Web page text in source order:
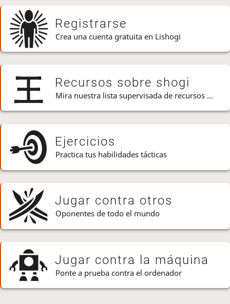
Registrarse
Crea una cuenta gratuita en Lishogi
Recursos sobre shogi
Mira nuestra lista supervisada de recursos de shogi
Ejercicios
Practica tus habilidades tácticas
Jugar contra otros
Oponentes de todo el mundo
Jugar contra la máquina
Ponte a prueba contra el ordenador